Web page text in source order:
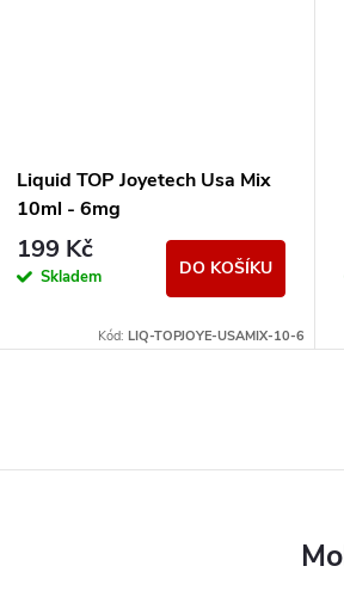
Liquid TOP Joyetech Usa Mix
10ml - 6mg
199 Kč
Skladem DO KOŠÍKU
Kód: LIQ-TOPJOYE-USAMIX-10-6